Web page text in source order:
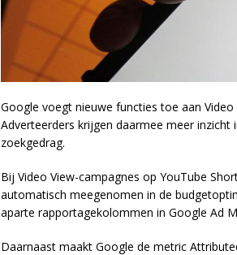
Google voegt nieuwe functies toe aan
Adverteerders krijgen daarmee meer
zoekgedrag.
Bij Video View-campagnes op YouTube
automatisch meegenomen in de
aparte rapportagekolommen in Google Ad
Daarnaast maakt Google de metric